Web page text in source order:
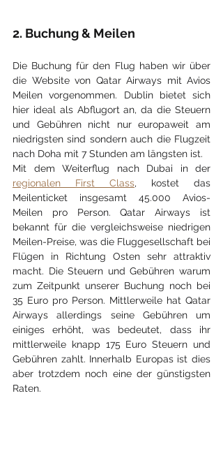
2. Buchung & Meilen
Die Buchung für den Flug haben wir über
die Website von Qatar Airways mit Avios
Meilen vorgenommen. Dublin bietet sich
hier ideal als Abflugort an, da die Steuern
und Gebühren nicht nur europaweit am
niedrigsten sind sondern auch die Flugzeit
nach Doha mit 7 Stunden am längsten ist.
regionalen First Class, kostet das
Meilenticket insgesamt 45.000 Avios-
Meilen pro Person. Qatar Airways ist
bekannt für die vergleichsweise niedrigen
Meilen-Preise, was die Fluggesellschaft bei
Flügen in Richtung Osten sehr attraktiv
macht. Die Steuern und Gebühren warum
zum Zeitpunkt unserer Buchung noch bei
35 Euro pro Person. Mittlerweile hat Qatar
Airways allerdings seine Gebühren um
einiges erhöht, was bedeutet, dass ihr
mittlerweile knapp 175 Euro Steuern und
Gebühren zahlt. Innerhalb Europas ist dies
aber trotzdem noch eine der günstigsten
Raten.